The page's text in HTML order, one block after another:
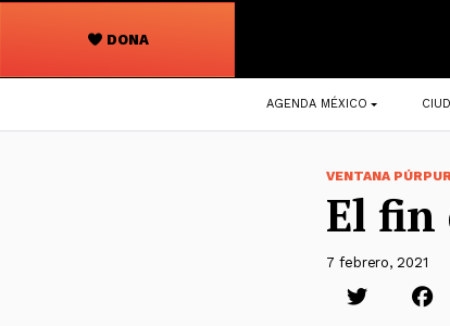
DONA
Navegación
principal
AGENDA MÉXICO
VENTANA
El fin
7 febrero, 2021